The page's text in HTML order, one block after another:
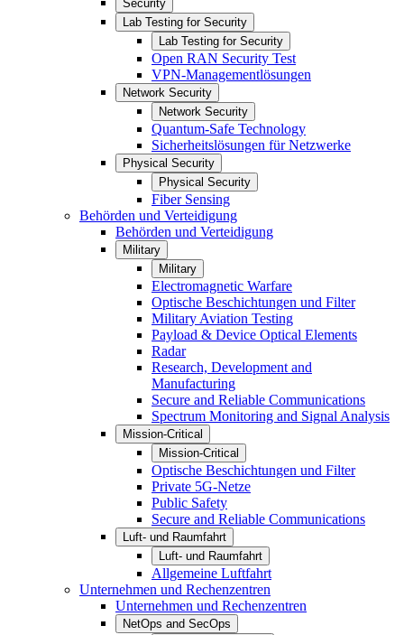
Security
Lab Testing for Security
Lab Testing for Security
Open RAN Security Test
VPN-Managementlösungen
Network Security
Network Security
Quantum-Safe Technology
Sicherheitslösungen für Netzwerke
Physical Security
Physical Security
Fiber Sensing
Behörden und Verteidigung
Behörden und Verteidigung
Military
Military
Electromagnetic Warfare
Optische Beschichtungen und Filter
Military Aviation Testing
Payload & Device Optical Elements
Radar
Research, Development and
Manufacturing
Secure and Reliable Communications
Spectrum Monitoring and Signal Analysis
Mission-Critical
Mission-Critical
Optische Beschichtungen und Filter
Private 5G-Netze
Public Safety
Secure and Reliable Communications
Luft- und Raumfahrt
Luft- und Raumfahrt
Allgemeine Luftfahrt
Unternehmen und Rechenzentren
Unternehmen und Rechenzentren
NetOps and SecOps